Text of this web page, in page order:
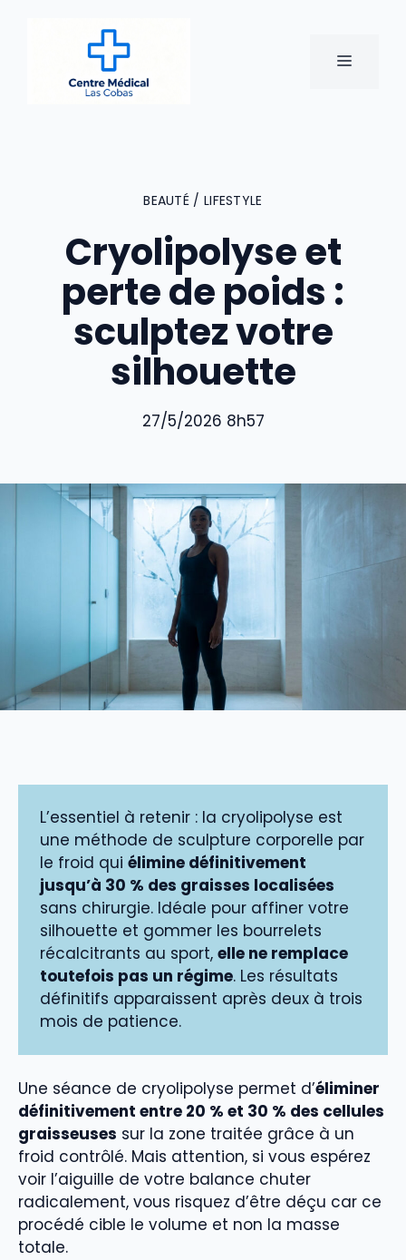
MENU
BEAUTÉ / LIFESTYLE
Cryolipolyse et
perte de poids :
sculptez votre
silhouette
27/5/2026 8h57
L’essentiel à retenir : la cryolipolyse est
une méthode de sculpture corporelle par
le froid qui élimine définitivement
jusqu’à 30 % des graisses localisées
sans chirurgie. Idéale pour affiner votre
silhouette et gommer les bourrelets
récalcitrants au sport, elle ne remplace
toutefois pas un régime. Les résultats
définitifs apparaissent après deux à trois
mois de patience.
Une séance de cryolipolyse permet d’éliminer
définitivement entre 20 % et 30 % des cellules
graisseuses sur la zone traitée grâce à un
froid contrôlé. Mais attention, si vous espérez
voir l’aiguille de votre balance chuter
radicalement, vous risquez d’être déçu car ce
procédé cible le volume et non la masse
totale.